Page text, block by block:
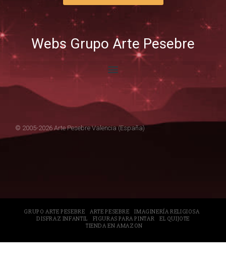
Webs Grupo Arte Pesebre
© 2005-2026 Arte Pesebre Valencia (España)
GRUPO ARTE PESEBRE ARTE PESEBRE
IMAGINERÍA RELIGIOSA
DISFRAZ INFANTIL
FIGURAS PARA PINTAR
EL QUIJOTE
TIENDA EN AMAZON